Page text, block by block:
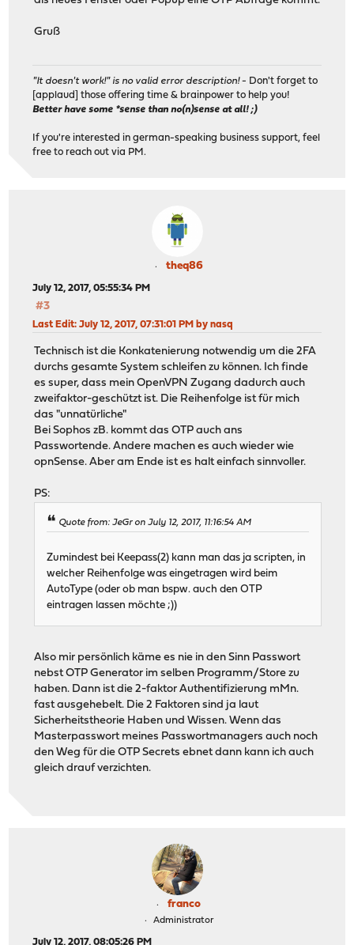
Gruß
"It doesn't work!" is no valid error description!- Don't forget to
[applaud] those offering time & brainpower to help you!
Better have some *sense than no(n)sense at all! ;)
If you're interested in german-speaking business support, feel
free to reach out via PM.
theq86
July 12, 2017, 05:55:34 PM
#3
Last Edit: July 12, 2017, 07:31:01 PM by nasq
Technisch ist die Konkatenierung notwendig um die 2FA
durchs gesamte System schleifen zu können. Ich finde
es super, dass mein OpenVPN Zugang dadurch auch
zweifaktor-geschützt ist. Die Reihenfolge ist für mich
das "unnatürliche"
Bei Sophos zB. kommt das OTP auch ans
Passwortende. Andere machen es auch wieder wie
opnSense. Aber am Ende ist es halt einfach sinnvoller.
PS:
Quote from: JeGr on July 12, 2017, 11:16:54 AM
Zumindest bei Keepass(2) kann man das ja scripten, in
welcher Reihenfolge was eingetragen wird beim
AutoType (oder ob man bspw. auch den OTP
eintragen lassen möchte ;))
Also mir persönlich käme es nie in den Sinn Passwort
nebst OTP Generator im selben Programm/Store zu
haben. Dann ist die 2-faktor Authentifizierung mMn.
fast ausgehebelt. Die 2 Faktoren sind ja laut
Sicherheitstheorie Haben und Wissen. Wenn das
Masterpasswort meines Passwortmanagers auch noch
den Weg für die OTP Secrets ebnet dann kann ich auch
gleich drauf verzichten.
franco
Administrator
July 12, 2017, 08:05:26 PM